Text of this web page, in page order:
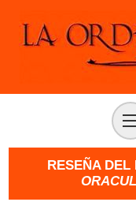
RESEÑA DEL